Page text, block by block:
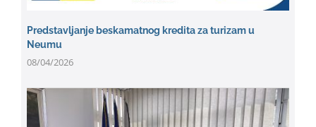
Predstavljanje beskamatnog kredita za turizam u
Neumu
08/04/2026